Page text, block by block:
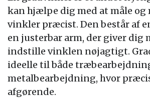
kan hjælpe dig med at måle og
vinkler præcist. Den består af
en justerbar arm, der giver dig
indstille vinklen nøjagtigt.
ideelle til både
metalbearbejdning, hvor
afgørende.